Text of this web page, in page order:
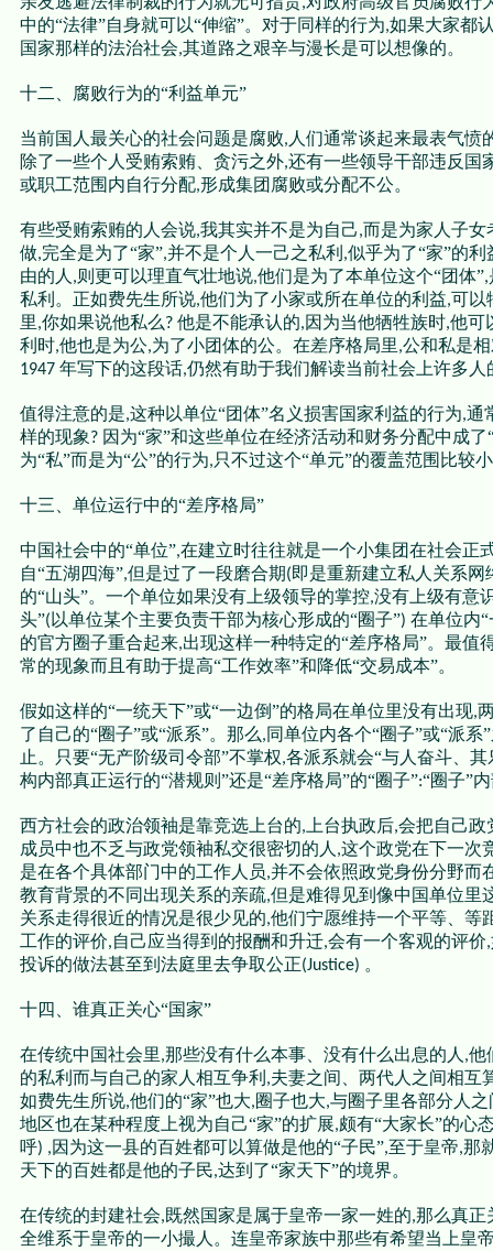
中的“法律”自身就可以“伸缩”。对于同样的行为,如果大家都
国家那样的法治社会,其道路之艰辛与漫长是可以想像的。
十二、腐败行为的“利益单元”
当前国人最关心的社会问题是腐败, 人们通常谈起来最表气愤
除了一些个人受贿索贿、贪污之外,还有一些领导干部违反国
或职工范围内自行分配,形成集团腐败或分配不公。
有些受贿索贿的人会说,我其实并不是为自己,而是为家人子女
做,完全是为了“家”,并不是个人一己之私利 ,似乎为了“家”的利
由的人 ,则更可以理直气壮地说,他们是为了本单位这个“团体”,
私利。正如费先生所说,他们为了小家或所在单位的利益,可以
里,你如果说他私么? 他是不能承认的,因为当他牺牲族时,他可
利时,他也是为公,为了小团体的公。在差序格局里,公和私是
1947 年写下的这段话,仍然有助于我们解读当前社会上许多人
值得注意的是,这种以单位“团体”名义损害国家利益的行为,通
样的现象? 因为“家”和这些单位在经济活动和财务分配中成了
为“私”而是为“公”的行为,只不过这个“单元”的覆盖范围比较
十三、单位运行中的“差序格局”
中国社会中的“单位”,在建立时往往就是一个小集团在社会正
自“五湖四海”,但是过了一段磨合期(即是重新建立私人关系网
的“山头”。一个单位如果没有上级领导的掌控,没有上级有意
头”( 以单位某个主要负责干部为核心形成的“圈子”) 在单位内
的官方圈子重合起来,出现这样一种特定的“差序格局”。最值
常的现象而且有助于提高“工作效率”和降低“交易成本”。
假如这样的“一统天下”或“一边倒”的格局在单位里没有出现,
了自己的“圈子”或“派系”。那么,同单位内各个“圈子”或“派系
止。只要“无产阶级司令部”不掌权,各派系就会“与人奋斗、
构内部真正运行的“潜规则”还是“差序格局”的“圈子”:“圈子”
西方社会的政治领袖是靠竞选上台的, 上台执政后,会把自己政
成员中也不乏与政党领袖私交很密切的人 ,这个政党在下一次
是在各个具体部门中的工作人员,并不会依照政党身份分野而
教育背景的不同出现关系的亲疏,但是难得见到像中国单位里
关系走得很近的情况是很少见的,他们宁愿维持一个平等、等
工作的评价,自己应当得到的报酬和升迁,会有一个客观的评价,
投诉的做法甚至到法庭里去争取公正(Justice) 。
十四、谁真正关心“国家”
在传统中国社会里,那些没有什么本事、没有什么出息的人 ,他
的私利而与自己的家人相互争利 ,夫妻之间、两代人之间相互
如费先生所说,他们的“家”也大,圈子也大,与圈子里各部分人之
地区也在某种程度上视为自己“家”的扩展,颇有“大家长”的心
呼) ,因为这一县的百姓都可以算做是他的“子民”,至于皇帝,那
天下的百姓都是他的子民,达到了“家天下”的境界。
在传统的封建社会,既然国家是属于皇帝一家一姓的,那么真正
全维系于皇帝的一小撮人。连皇帝家族中那些有希望当上皇